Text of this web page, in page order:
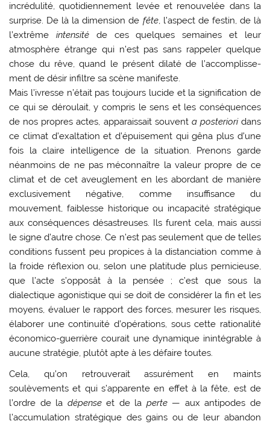
incrédulité, quotidiennement levée et renouvelée dans la
surprise. De là la dimension de fête, l’aspect de festin, de là
l’extrême intensité de ces quelques semaines et leur
atmosphère étrange qui n’est pas sans rappeler quelque
chose du rêve, quand le présent dilaté de l’accomplisse­
ment de désir infiltre sa scène manifeste.
Mais l’ivresse n’était pas toujours lucide et la signification de
ce qui se déroulait, y compris le sens et les conséquences
de nos propres actes, apparaissait souvent a posterioridans
ce climat d’exaltation et d’épuisement qui gêna plus d’une
fois la claire intelligence de la situation. Prenons garde
néanmoins de ne pas méconnaître la valeur propre de ce
climat et de cet aveuglement en les abordant de manière
exclusivement négative, comme insuffisance du
mouvement, faiblesse historique ou incapacité stratégique
aux consé­quences désastreuses. Ils furent cela, mais aussi
le signe d’autre chose. Ce n’est pas seulement que de telles
conditions fussent peu propices à la dis­tanciation comme à
la froide réflexion ou, selon une platitude plus pernicieuse,
que l’acte s’oppo­sât à la pensée ; c’est que sous la
dialectique ago­nistique qui se doit de considérer la fin et les
moyens, évaluer le rapport des forces, mesurer les risques,
élaborer une continuité d’opérations, sous cette rationalité
économico-guerrière cou­rait une dynamique inintégrable à
aucune straté­gie, plutôt apte à les défaire toutes.
Cela, qu’on retrouverait assurément en maints
soulèvements et qui s’apparente en effet à la fête, est de
l’ordre de la dépenseet de la perte— aux antipodes de
l’accumulation stratégique des gains ou de leur abandon